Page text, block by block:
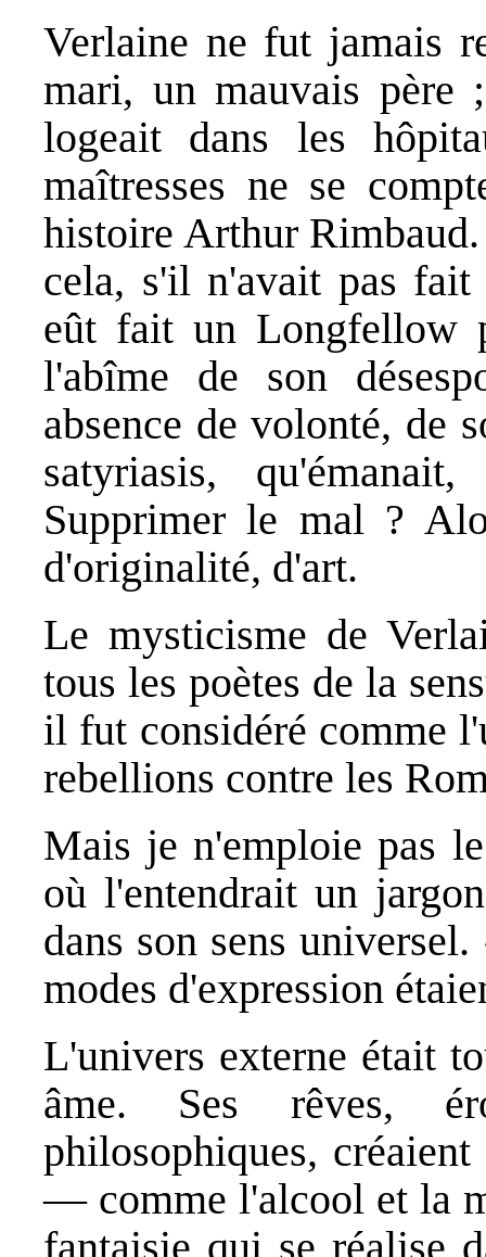
Verlaine ne fut jamais
mari, un mauvais
logeait dans les
maîtresses ne se
histoire Arthur
cela, s'il n'avait pas
eût fait un Longfellow
l'abîme de son
absence de volonté, de
satyriasis,
Supprimer le mal ?
d'originalité, d'art.
Le mysticisme de
tous les poètes de la
il fut considéré comme
rebellions contre les
Mais je n'emploie pas
où l'entendrait un
dans son sens
modes d'expression
L'univers externe était
âme. Ses rêves,
philosophiques,
— comme l'alcool et la
fantaisie qui se réalise